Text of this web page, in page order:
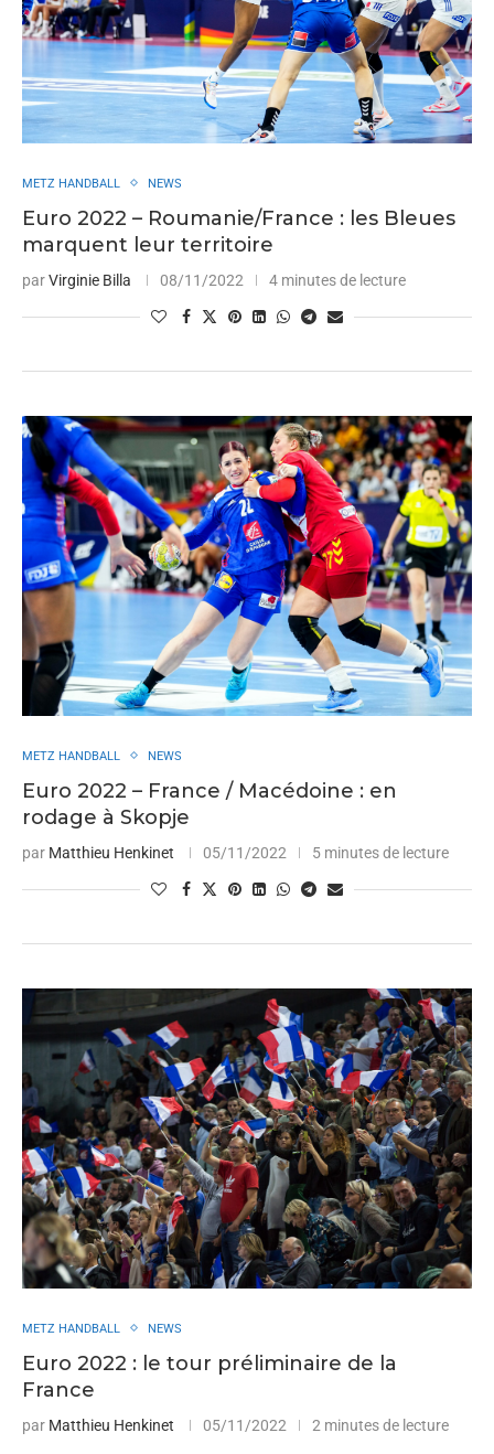
METZ HANDBALL NEWS
Euro 2022 – Roumanie/France : les Bleues
marquent leur territoire
parVirginie Billa 08/11/2022 4 minutes de lecture
METZ HANDBALL NEWS
Euro 2022 – France / Macédoine : en
rodage à Skopje
par Matthieu Henkinet 05/11/2022 5 minutes de lecture
METZ HANDBALL NEWS
Euro 2022 : le tour préliminaire de la
France
par Matthieu Henkinet 05/11/2022 2 minutes de lecture